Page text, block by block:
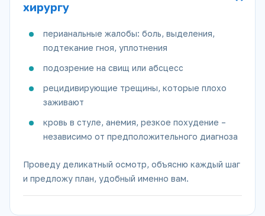
хирургу
перианальные жалобы: боль, выделения,
подтекание гноя, уплотнения
подозрение на свищ или абсцесс
рецидивирующие трещины, которые плохо
заживают
кровь в стуле, анемия, резкое похудение –
независимо от предположительного диагноза
Проведу деликатный осмотр, объясню каждый шаг
и предложу план, удобный именно вам.